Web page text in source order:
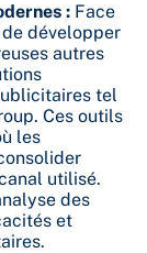
: Face
développer
autres
tel
Ces outils
les
utilisé.
des
et